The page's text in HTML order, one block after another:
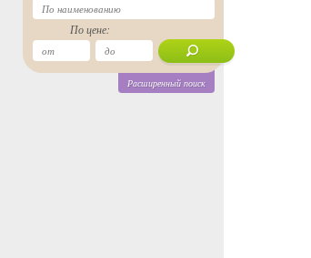
По цене:
Расширенный поиск